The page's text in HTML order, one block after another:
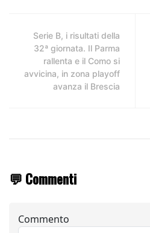
Serie B, i risultati della
32ª giornata. Il Parma
rallenta e il Como si
avvicina, in zona playoff
avanza il Brescia
💬 Commenti